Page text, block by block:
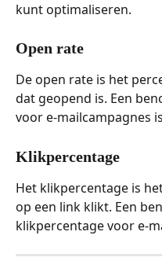
kunt optimaliseren.
Open rate
De open rate is het
dat geopend is. Een
voor e-mailcampagnes
Klikpercentage
Het klikpercentage is
op een link klikt. Een
klikpercentage voor e-